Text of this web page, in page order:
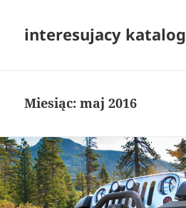
interesujacy katalog
Miesiąc:maj 2016